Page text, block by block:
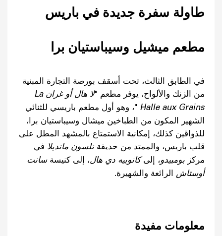
طاولة سفرة جديدة في باريس
مطعم ميشيل وسيباستيان برا
في الطابق الثالث، تحت أسقف بورصة التجارة المبنية
من الزنك والألواح، يوفر مطعم "لا هال أو غرانLa
Halle aux Grains "، وهو أول مطعم باريسي للثنائي
الشهير المكون من الطباخين ميشال وسيباستيان برا،
للذواقين كذلك، إمكانية الاستمتاع بالمشهد المطل على
قلب باريس، والممتد من حديقة نلسون مانديلا في
مركز بومبيدو، إلىكانوبيه دي هال، إلى كنيسةسانت
أوستاش الرائعة والشهيرة.
معلومات مفيدة